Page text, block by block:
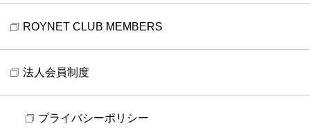
ROYNET CLUB MEMBERS
法人会員制度
プライバシーポリシー